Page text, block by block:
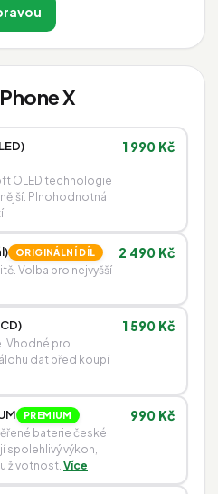
X
OLED technologie
Plnohodnotná
1 990 Kč
ORIGINÁLNÍ DÍL
Volba pro nejvyšší
2 490 Kč
Vhodné pro
dat před koupí
1 590 Kč
PREMIUM
baterie české
spolehlivý výkon,
životnost. Více
990 Kč